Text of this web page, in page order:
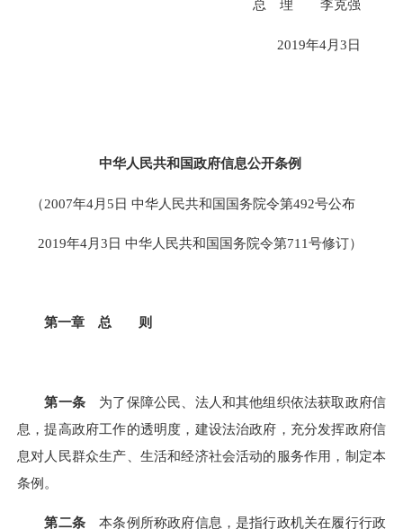
总 理 李克强
2019年4月3日
中华人民共和国政府信息公开条例
（2007年4月5日 中华人民共和国国务院令第492号公布
2019年4月3日 中华人民共和国国务院令第711号修订）
第一章 总 则
第一条为了保障公民、法人和其他组织依法获取政府信
息，提高政府工作的透明度，建设法治政府，充分发挥政府信
息对人民群众生产、生活和经济社会活动的服务作用，制定本
条例。
第二条本条例所称政府信息，是指行政机关在履行行政